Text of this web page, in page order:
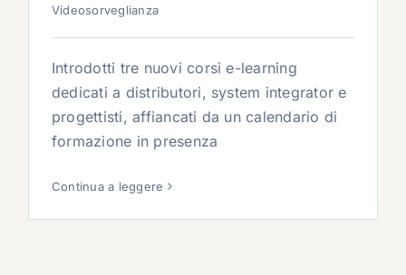
Videosorveglianza
Introdotti tre nuovi corsi e-learning
dedicati a distributori, system integrator e
progettisti, affiancati da un calendario di
formazione in presenza
Continua a leggere